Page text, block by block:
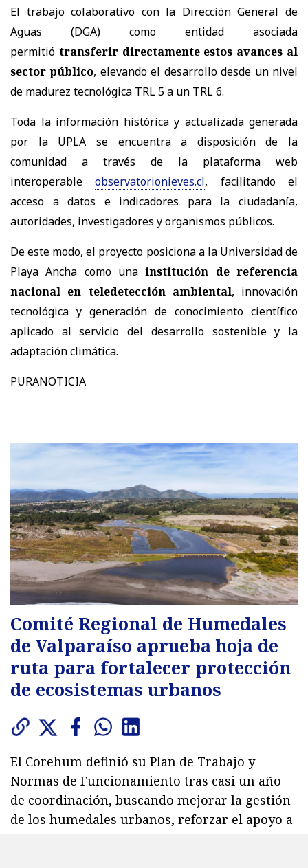
El trabajo colaborativo con la Dirección General de
Aguas (DGA) como entidad asociada
permitió transferir directamente estos avances al
sector público, elevando el desarrollo desde un nivel
de madurez tecnológica TRL 5 a un TRL 6.
Toda la información histórica y actualizada generada
por la UPLA se encuentra a disposición de la
comunidad a través de la plataforma web
interoperable
observatorionieves.cl, facilitando el
acceso a datos e indicadores para la ciudadanía,
autoridades, investigadores y organismos públicos.
De este modo, el proyecto posiciona a la Universidad de
Playa Ancha como una institución de referencia
nacional en teledetección ambiental, innovación
tecnológica y generación de conocimiento científico
aplicado al servicio del desarrollo sostenible y la
adaptación climática.
PURANOTICIA
Comité Regional de Humedales
de Valparaíso aprueba hoja de
ruta para fortalecer protección
de ecosistemas urbanos
El Corehum definió su Plan de Trabajo y
Normas de Funcionamiento tras casi un año
de coordinación, buscando mejorar la gestión
de los humedales urbanos, reforzar el apoyo a